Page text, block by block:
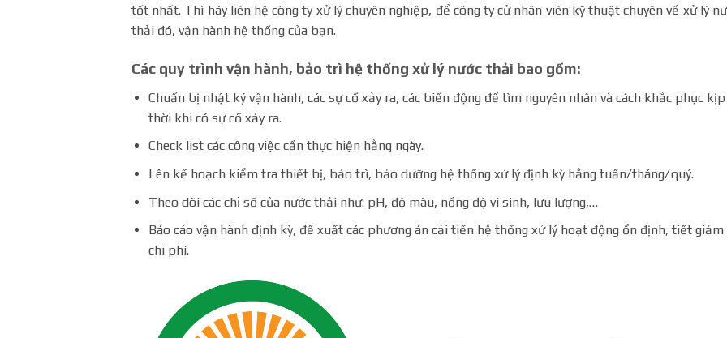
tốt nhất. Thì hãy liên hệ công ty xử lý chuyên nghiệp, để công ty cử nhân viên kỹ thuật chuyên về xử lý
thải đó, vận hành hệ thống của bạn.
Các quy trình vận hành, bảo trì hệ thống xử lý nước thải bao gồm:
Chuẩn bị nhật ký vận hành, các sự cố xảy ra, các biến động để tìm nguyên nhân và cách khắc phục kịp
thời khi có sự cố xảy ra.
Check list các công việc cần thực hiện hằng ngày.
Lên kế hoạch kiểm tra thiết bị, bảo trì, bảo dưỡng hệ thống xử lý định kỳ hằng tuần/tháng/quý.
Theo dõi các chỉ số của nước thải như: pH, độ màu, nồng độ vi sinh, lưu lượng,…
Báo cáo vận hành định kỳ, đề xuất các phương án cải tiến hệ thống xử lý hoạt động ổn định, tiết giảm
chi phí.